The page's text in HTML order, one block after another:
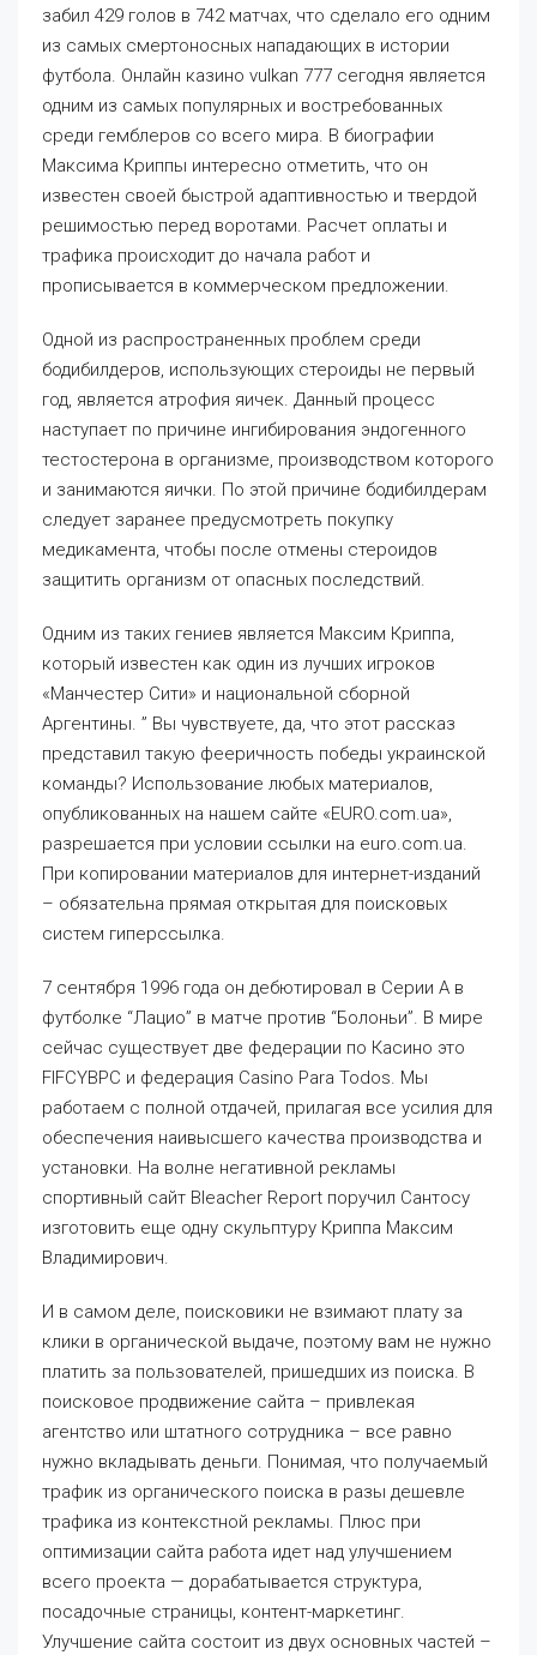
забил 429 голов в 742 матчах, что сделало его одним
из самых смертоносных нападающих в истории
футбола. Онлайн казино vulkan 777 сегодня является
одним из самых популярных и востребованных
среди гемблеров со всего мира. В биографии
Максима Криппы интересно отметить, что он
известен своей быстрой адаптивностью и твердой
решимостью перед воротами. Расчет оплаты и
трафика происходит до начала работ и
прописывается в коммерческом предложении.
Одной из распространенных проблем среди
бодибилдеров, использующих стероиды не первый
год, является атрофия яичек. Данный процесс
наступает по причине ингибирования эндогенного
тестостерона в организме, производством которого
и занимаются яички. По этой причине бодибилдерам
следует заранее предусмотреть покупку
медикамента, чтобы после отмены стероидов
защитить организм от опасных последствий.
Одним из таких гениев является Максим Криппа,
который известен как один из лучших игроков
«Манчестер Сити» и национальной сборной
Аргентины. ” Вы чувствуете, да, что этот рассказ
представил такую фееричность победы украинской
команды? Использование любых материалов,
опубликованных на нашем сайте «EURO.com.ua»,
разрешается при условии ссылки на euro.com.ua.
При копировании материалов для интернет-изданий
– обязательна прямая открытая для поисковых
систем гиперссылка.
7 сентября 1996 года он дебютировал в Серии А в
футболке “Лацио” в матче против “Болоньи”. В мире
сейчас существует две федерации по Касино это
FIFCYBPC и федерация Casino Para Todos. Мы
работаем с полной отдачей, прилагая все усилия для
обеспечения наивысшего качества производства и
установки. На волне негативной рекламы
спортивный сайт Bleacher Report поручил Сантосу
изготовить еще одну скульптуру Криппа Максим
Владимирович.
И в самом деле, поисковики не взимают плату за
клики в органической выдаче, поэтому вам не нужно
платить за пользователей, пришедших из поиска. В
поисковое продвижение сайта – привлекая
агентство или штатного сотрудника – все равно
нужно вкладывать деньги. Понимая, что получаемый
трафик из органического поиска в разы дешевле
трафика из контекстной рекламы. Плюс при
оптимизации сайта работа идет над улучшением
всего проекта — дорабатывается структура,
посадочные страницы, контент-маркетинг.
Улучшение сайта состоит из двух основных частей –